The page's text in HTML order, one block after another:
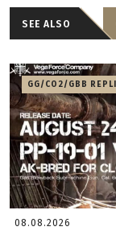
SEE ALSO
GG/CO2/GBB
08.08.2026